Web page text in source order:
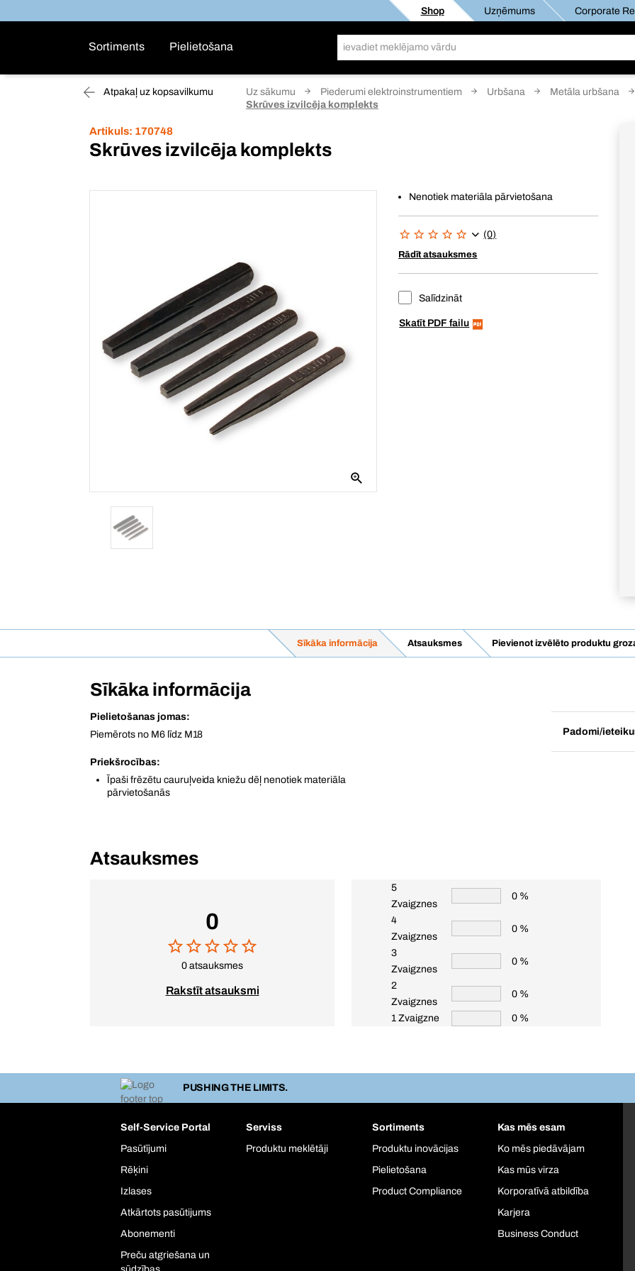
Shop Uzņēmums Corporate
Sortiments Pielietošana
Atpakaļ uz kopsavilkumu Uz sākumu Piederumi elektroinstrumentiem Urbšana Metāla urbšana
Skrūves izvilcēja komplekts
Artikuls: 170748
Skrūves izvilcēja komplekts
Nenotiek materiāla pārvietošana
(0)
Rādīt atsauksmes
Salīdzināt
Skatīt PDF failu
Sīkāka informācija Atsauksmes Pievienot izvēlēto produktu
Sīkāka informācija
Pielietošanas jomas:
Piemērots no M6 līdz M18
Priekšrocības:
Īpaši frēzētu cauruļveida kniežu dēļ nenotiek materiāla
pārvietošanās
Padomi/
Atsauksmes
0
0 atsauksmes
Rakstīt atsauksmi
5
Zvaigznes
0 %
4
Zvaigznes
0 %
3
Zvaigznes
0 %
2
Zvaigznes
0 %
1 Zvaigzne 0 %
PUSHING THE LIMITS.
Self-Service Portal
Pasūtījumi
Rēķini
Izlases
Atkārtots pasūtijums
Abonementi
Preču atgriešana un
Serviss
Produktu meklētāji
Sortiments
Produktu inovācijas
Pielietošana
Product Compliance
Kas mēs esam
Ko mēs piedāvājam
Kas mūs virza
Korporatīvā atbildība
Karjera
Business Conduct